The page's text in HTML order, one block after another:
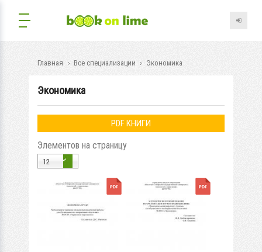
Главная Все специализации Экономика
Экономика
PDF КНИГИ
Элементов на страницу
12